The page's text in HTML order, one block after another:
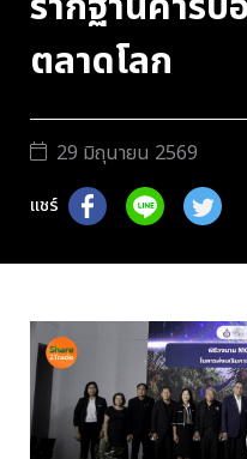
ตลาดโลก
29 มิถุนายน 2569
แชร์